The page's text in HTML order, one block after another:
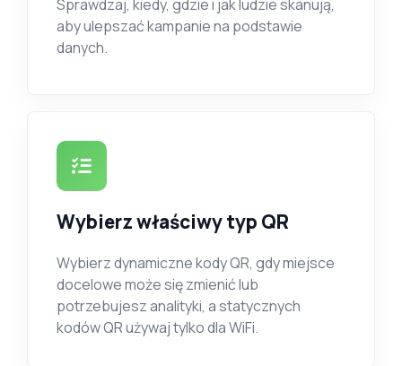
Sprawdzaj, kiedy, gdzie i jak ludzie skanują,
aby ulepszać kampanie na podstawie
danych.
Wybierz właściwy typ QR
Wybierz dynamiczne kody QR, gdy miejsce
docelowe może się zmienić lub
potrzebujesz analityki, a statycznych
kodów QR używaj tylko dla WiFi.